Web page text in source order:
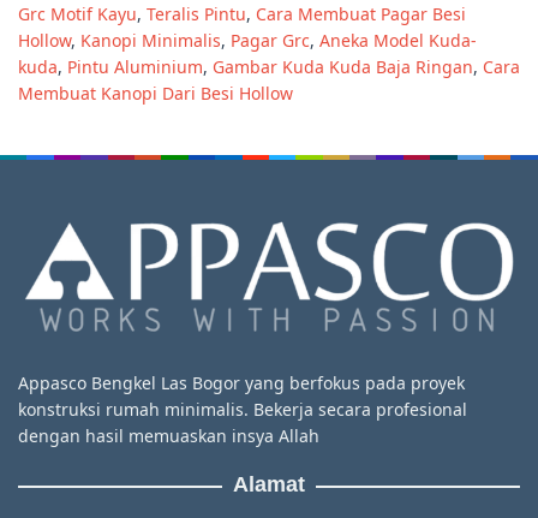
Grc Motif Kayu, Teralis Pintu, Cara Membuat Pagar Besi
Hollow, Kanopi Minimalis, Pagar Grc, Aneka Model Kuda-
kuda, Pintu Aluminium, Gambar Kuda Kuda Baja Ringan, Cara
Membuat Kanopi Dari Besi Hollow
Appasco Bengkel Las Bogor yang berfokus pada proyek
konstruksi rumah minimalis. Bekerja secara profesional
dengan hasil memuaskan insya Allah
Alamat